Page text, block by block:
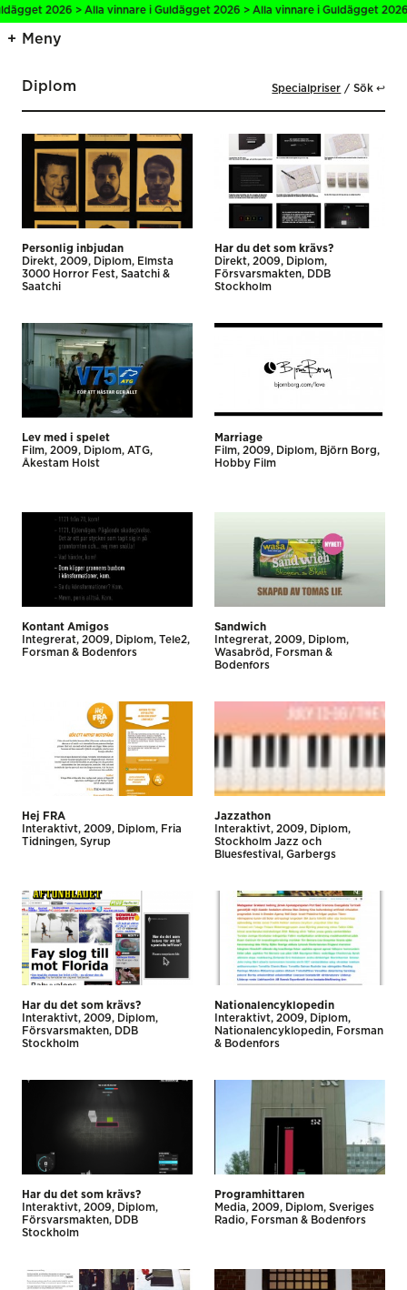
2026 > Alla vinnare i Guldägget 2026 > Alla vinnare i Guldägget 2026
Meny
Diplom Specialpriser Sök ↩
Personlig inbjudan
Direkt 2009 Diplom
Elmsta
3000 Horror Fest Saatchi &
Saatchi
Har du det som krävs?
Direkt 2009
Diplom
Försvarsmakten
DDB
Stockholm
Lev med i spelet
Film 2009 Diplom
ATG
Åkestam Holst
Marriage
Film 2009 Diplom
Björn Borg
Hobby Film
Kontant Amigos
Integrerat 2009 Diplom Tele2
Forsman & Bodenfors
Sandwich
Integrerat 2009
Diplom
Wasabröd
Forsman &
Bodenfors
Hej FRA
Interaktivt 2009 Diplom
Fria
Tidningen Syrup
Jazzathon
Interaktivt 2009
Diplom
Stockholm Jazz och
Bluesfestival
Garbergs
Har du det som krävs?
Interaktivt 2009
Diplom
Försvarsmakten
DDB
Stockholm
Nationalencyklopedin
Interaktivt 2009
Diplom
Nationalencyklopedin
Forsman
& Bodenfors
Har du det som krävs?
Interaktivt 2009
Diplom
Försvarsmakten
DDB
Stockholm
Programhittaren
Media
2009 Diplom Sveriges
Radio
Forsman & Bodenfors